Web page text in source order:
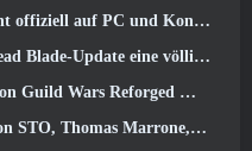
auf PC und Konsolen
eine völlig neue Klasse erhalten
Wars Reforged Mobile an
Randy Mosiondz, diskutieren über die Spiele und die Zukunft von Cryptic